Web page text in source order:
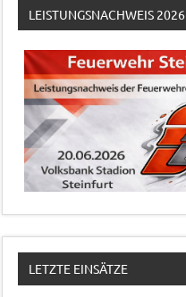
LEISTUNGSNACHWEIS 2026
LETZTE EINSÄTZE